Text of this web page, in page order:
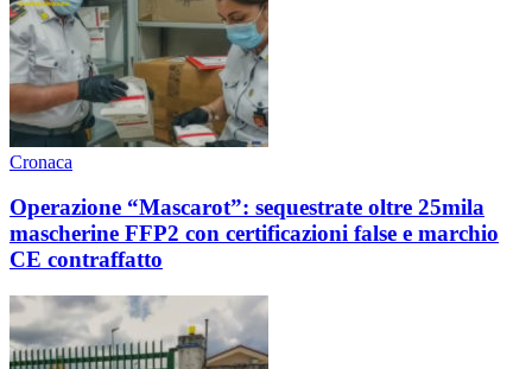
Cronaca
Operazione “Mascarot”: sequestrate oltre 25mila
mascherine FFP2 con certificazioni false e marchio
CE contraffatto